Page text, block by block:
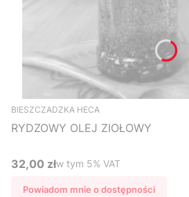
BIESZCZADZKA HECA
RYDZOWY OLEJ ZIOŁOWY
Cena brutto
32,00 złw tym %s VAT
w tym 5% VAT
Powiadom mnie o dostępności